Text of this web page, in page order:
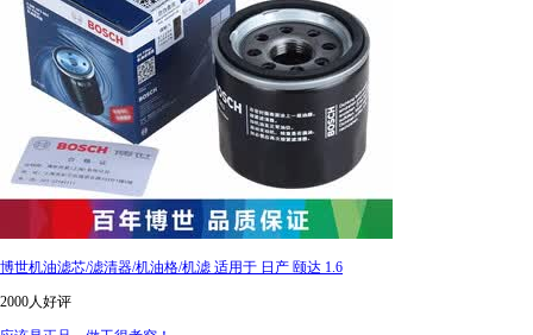
博世机油滤芯/滤清器/机油格/机滤 适用于 日产 颐达 1.6
2000人好评